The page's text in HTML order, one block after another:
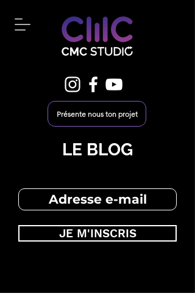
Présente nous ton projet
LE BLOG
JE M'INSCRIS